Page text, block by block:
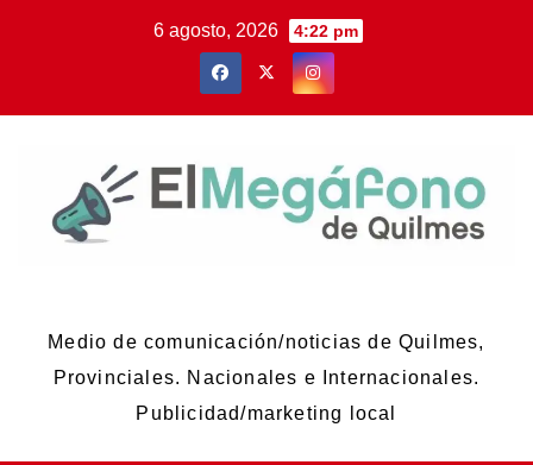
6 agosto, 2026 4:22 pm
Medio de comunicación/noticias de Quilmes,
Provinciales. Nacionales e Internacionales.
Publicidad/marketing local